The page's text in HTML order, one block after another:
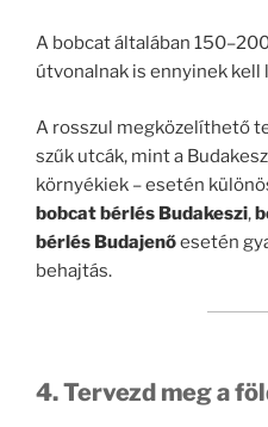
A bobcat általában
útvonalnak is ennyinek kell
A rosszul megközelíthető
szűk utcák, mint a
környékiek – esetén
bobcat bérlés Budakeszi,
bérlés Budajenőesetén
behajtás.
4. Tervezd meg a